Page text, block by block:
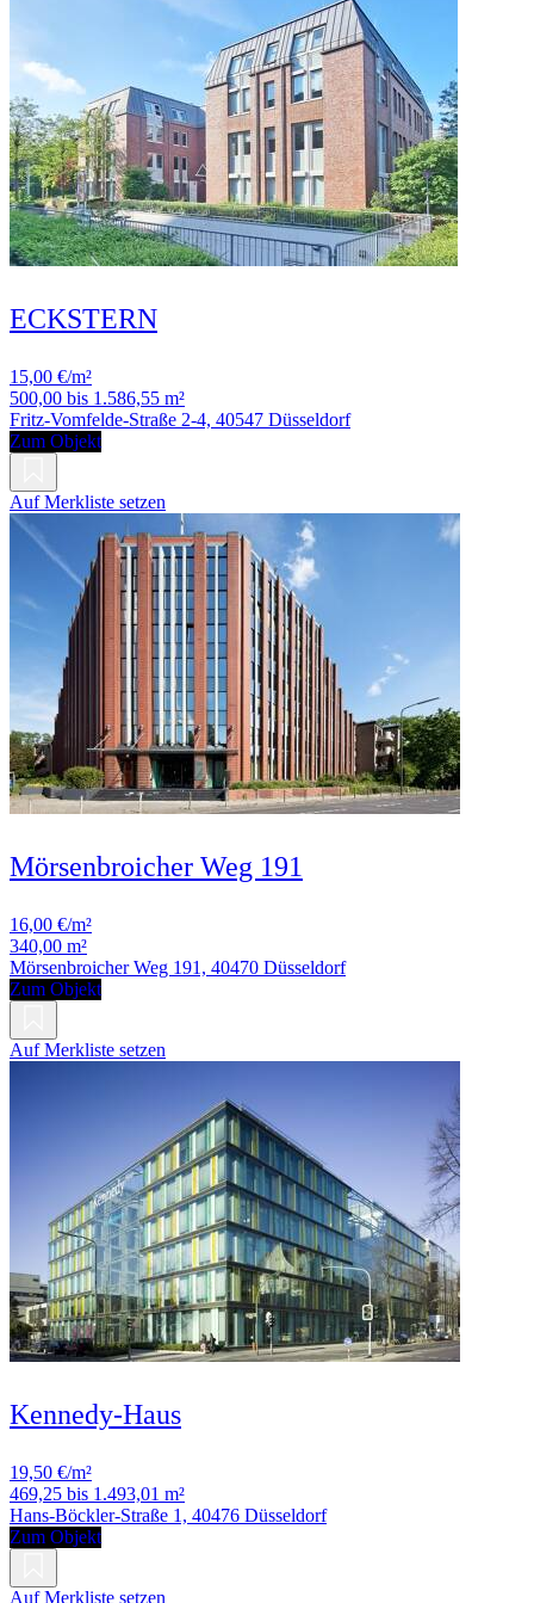
ECKSTERN
15,00 €/m²
500,00 bis 1.586,55 m²
Fritz-Vomfelde-Straße 2-4, 40547 Düsseldorf
Zum Objekt
Auf Merkliste setzen
Mörsenbroicher Weg 191
16,00 €/m²
340,00 m²
Mörsenbroicher Weg 191, 40470 Düsseldorf
Zum Objekt
Auf Merkliste setzen
Kennedy-Haus
19,50 €/m²
469,25 bis 1.493,01 m²
Hans-Böckler-Straße 1, 40476 Düsseldorf
Zum Objekt
Auf Merkliste setzen